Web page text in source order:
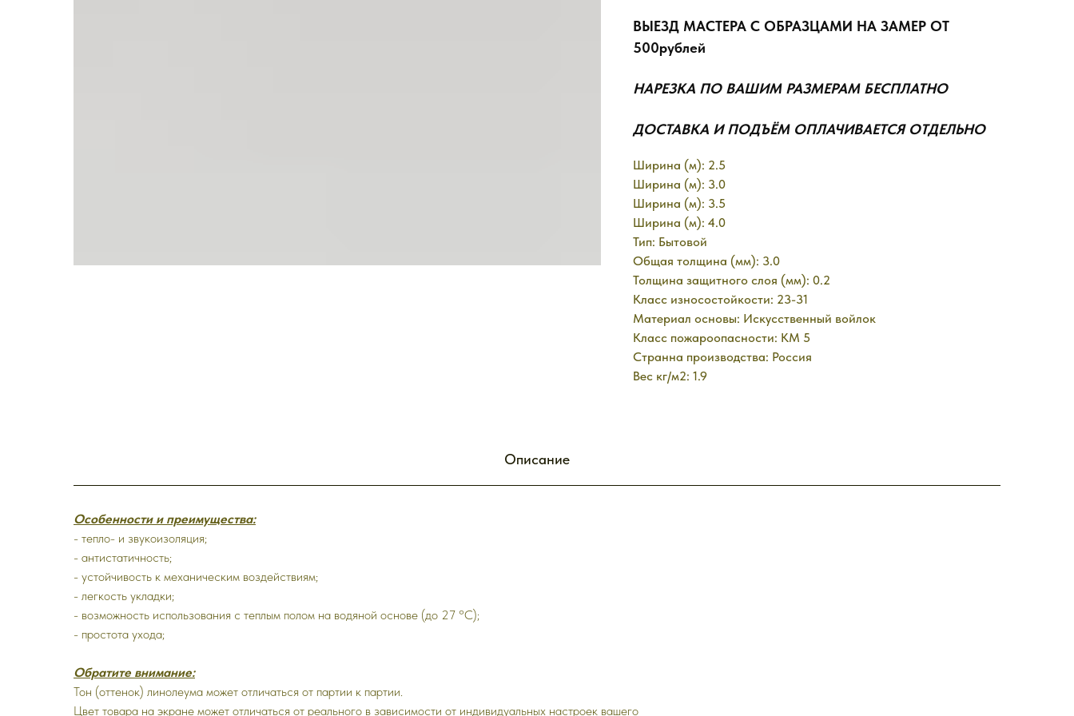
ВЫЕЗД МАСТЕРА С ОБРАЗЦАМИ НА ЗАМЕР ОТ
500рублей
НАРЕЗКА ПО ВАШИМ РАЗМЕРАМ БЕСПЛАТНО
ДОСТАВКА И ПОДЪЁМ ОПЛАЧИВАЕТСЯ ОТДЕЛЬНО
Ширина (м): 2.5
Ширина (м): 3.0
Ширина (м): 3.5
Ширина (м): 4.0
Тип: Бытовой
Общая толщина (мм): 3.0
Толщина защитного слоя (мм): 0.2
Класс износостойкости: 23-31
Материал основы: Искусственный войлок
Класс пожароопасности: КМ 5
Странна производства: Россия
Вес кг/м2: 1.9
Описание
Особенности и преимущества:
- тепло- и звукоизоляция;
- антистатичность;
- устойчивость к механическим воздействиям;
- легкость укладки;
- возможность использования с теплым полом на водяной основе (до 27 °C);
- простота ухода;
Обратите внимание:
Тон (оттенок) линолеума может отличаться от партии к партии.
Цвет товара на экране может отличаться от реального в зависимости от индивидуальных настроек вашего